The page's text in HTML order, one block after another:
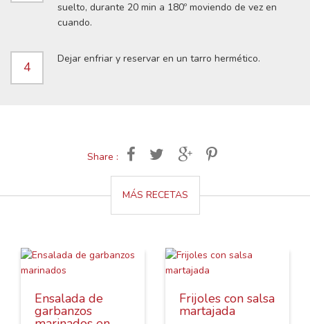
suelto, durante 20 min a 180º moviendo de vez en
cuando.
4
Dejar enfriar y reservar en un tarro hermético.
Share :
MÁS RECETAS
Ensalada de
garbanzos
Frijoles con salsa
martajada